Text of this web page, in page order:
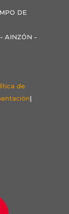
DE
AINZÓN -
de
|